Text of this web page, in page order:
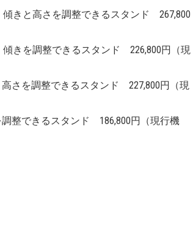
傾きと高さを調整できるスタンド 267,800
傾きを調整できるスタンド 226,800円（現
高さを調整できるスタンド 227,800円（現
調整できるスタンド 186,800円（現行機